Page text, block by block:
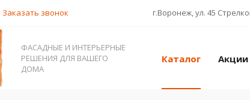
Заказать звонок г.Воронеж, ул. 45
ФАСАДНЫЕ И ИНТЕРЬЕРНЫЕ
РЕШЕНИЯ ДЛЯ ВАШЕГО
ДОМА
Каталог Акции